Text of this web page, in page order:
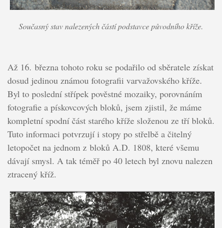
Současný stav nalezených částí podstavce původního kříže.
Až 16. března tohoto roku se podařilo od sběratele získat
dosud jedinou známou fotografii varvažovského kříže.
Byl to poslední střípek pověstné mozaiky, porovnáním
fotografie a pískovcových bloků, jsem zjistil, že máme
kompletní spodní část starého kříže složenou ze tří bloků.
Tuto informaci potvrzují i stopy po střelbě a čitelný
letopočet na jednom z bloků A.D. 1808, které všemu
dávají smysl. A tak téměř po 40 letech byl znovu nalezen
ztracený kříž.